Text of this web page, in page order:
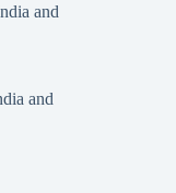
and
and